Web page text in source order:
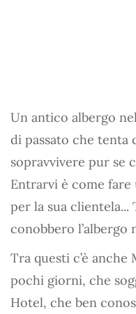
Un antico albergo
di passato che tenta
sopravvivere pur se
Entrarvi è come fare
per la sua
conobbero l’albergo
Tra questi c’è
pochi giorni, che
Hotel, che ben